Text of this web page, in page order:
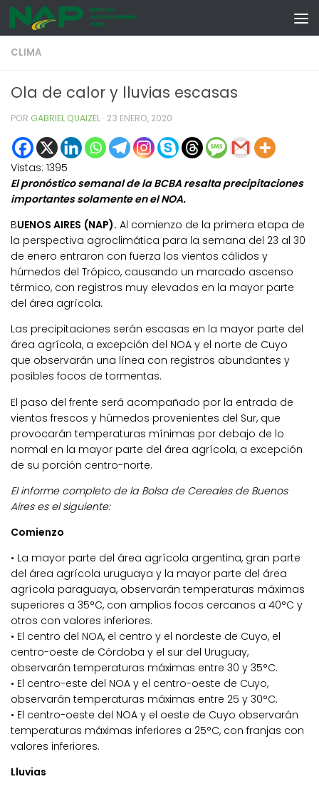
Skip to content
CLIMA
Ola de calor y lluvias escasas
POR GABRIEL QUAIZEL · 23 ENERO, 2020
Vistas: 1395
El pronóstico semanal de la BCBA resalta precipitaciones
importantes solamente en el NOA.
BUENOS AIRES (NAP). Al comienzo de la primera etapa de
la perspectiva agroclimática para la semana del 23 al 30
de enero entraron con fuerza los vientos cálidos y
húmedos del Trópico, causando un marcado ascenso
térmico, con registros muy elevados en la mayor parte
del área agrícola.
Las precipitaciones serán escasas en la mayor parte del
área agrícola, a excepción del NOA y el norte de Cuyo
que observarán una línea con registros abundantes y
posibles focos de tormentas.
El paso del frente será acompañado por la entrada de
vientos frescos y húmedos provenientes del Sur, que
provocarán temperaturas mínimas por debajo de lo
normal en la mayor parte del área agrícola, a excepción
de su porción centro-norte.
El informe completo de la Bolsa de Cereales de Buenos
Aires es el siguiente:
Comienzo
• La mayor parte del área agrícola argentina, gran parte
del área agrícola uruguaya y la mayor parte del área
agrícola paraguaya, observarán temperaturas máximas
superiores a 35°C, con amplios focos cercanos a 40°C y
otros con valores inferiores.
• El centro del NOA, el centro y el nordeste de Cuyo, el
centro-oeste de Córdoba y el sur del Uruguay,
observarán temperaturas máximas entre 30 y 35°C.
• El centro-este del NOA y el centro-oeste de Cuyo,
observarán temperaturas máximas entre 25 y 30°C.
• El centro-oeste del NOA y el oeste de Cuyo observarán
temperaturas máximas inferiores a 25°C, con franjas con
valores inferiores.
Lluvias